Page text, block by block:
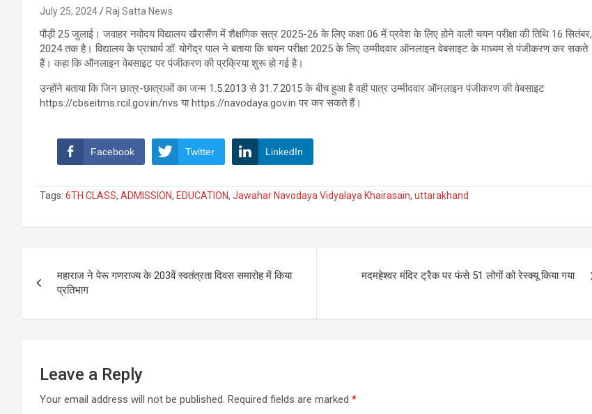
July 25, 2024 Raj Satta News
पौड़ी 25 जुलाई। जवाहर नवोदय विद्यालय खैरासैंण में शैक्षणिक सत्र 2025-26 के लिए कक्षा 06 में प्रवेश के लिए होने वाली चयन परीक्षा की तिथि 16 सितंबर,
2024 तक है। विद्यालय के प्राचार्य डॉ. योगेंद्र पाल ने बताया कि चयन परीक्षा 2025 के लिए उम्मीदवार ऑनलाइन वेबसाइट के माध्यम से पंजीकरण कर सकते
हैं। कहा कि ऑनलाइन वेबसाइट पर पंजीकरण की प्रक्रिया शुरू हो गई है।
उन्होंने बताया कि जिन छात्र-छात्राओं का जन्म 1.5.2013 से 31.7.2015 के बीच हुआ है वही पात्र उम्मीदवार ऑनलाइन पंजीकरण की वेबसाइट
https://cbseitms.rcil.gov.in/nvs या https://navodaya.gov.in पर कर सकते हैं।
Facebook Twitter LinkedIn
Tags: 6TH CLASS, ADMISSION, EDUCATION, Jawahar Navodaya Vidyalaya Khairasain, uttarakhand
navigation
महाराज ने पेरू गणराज्य के 203वें स्वतंत्रता दिवस समारोह में किया
प्रतिभाग
मदमहेश्वर मंदिर ट्रैक पर फंसे 51 लोगों को रेस्क्यू किया गया
Leave a Reply
Your email address will not be published. Required fields are marked *